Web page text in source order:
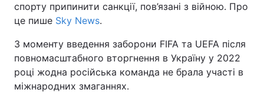
спорту припинити санкції, пов’язані з війною. Про
це пише Sky News.
З моменту введення заборони FIFA та UEFA після
повномасштабного вторгнення в Україну у 2022
році жодна російська команда не брала участі в
міжнародних змаганнях.